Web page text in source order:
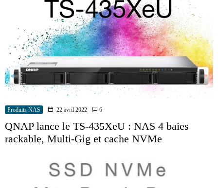
Produits NAS 22 avril 2022 6
QNAP lance le TS-435XeU : NAS 4 baies
rackable, Multi-Gig et cache NVMe